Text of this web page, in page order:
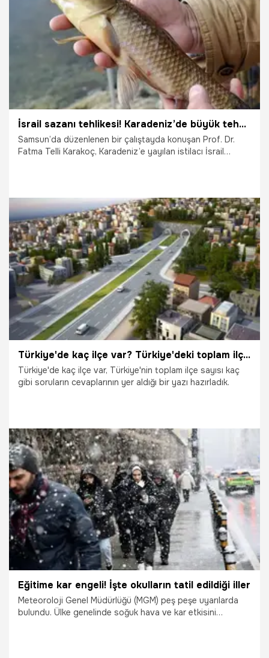
30.10.2025 Gündem
İsrail sazanı tehlikesi! Karadeniz’de büyük tehdit oluşturmaya devam ediyor
Samsun’da düzenlenen bir çalıştayda konuşan Prof. Dr.
Fatma Telli Karakoç, Karadeniz’e yayılan istilacı İsrail
23.09.2025 Samsun
Türkiye'de kaç ilçe var? Türkiye'deki toplam ilçe sayısı
Türkiye'de kaç ilçe var, Türkiye'nin toplam ilçe sayısı kaç
gibi soruların cevaplarının yer aldığı bir yazı hazırladık.
1.08.2025 Gündem
Eğitime kar engeli! İşte okulların tatil edildiği iller
Meteoroloji Genel Müdürlüğü (MGM) peş peşe uyarılarda
bulundu. Ülke genelinde soğuk hava ve kar etkisini